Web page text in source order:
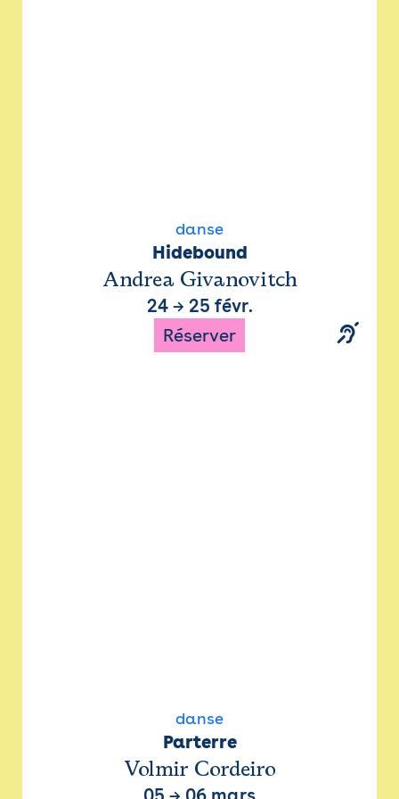
danse
Hidebound
Andrea Givanovitch
24→ 25 févr.
Réserver
danse
Parterre
Volmir Cordeiro